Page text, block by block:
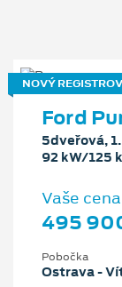
NOVÝ
Ford
5dveřová,
92 kW/125
Vaše
495
Pobočka
Ostrava -